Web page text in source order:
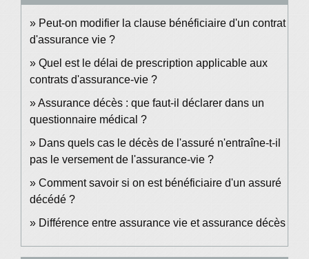
Peut-on modifier la clause bénéficiaire d'un contrat
d'assurance vie ?
Quel est le délai de prescription applicable aux
contrats d'assurance-vie ?
Assurance décès : que faut-il déclarer dans un
questionnaire médical ?
Dans quels cas le décès de l'assuré n'entraîne-t-il
pas le versement de l'assurance-vie ?
Comment savoir si on est bénéficiaire d'un assuré
décédé ?
Différence entre assurance vie et assurance décès